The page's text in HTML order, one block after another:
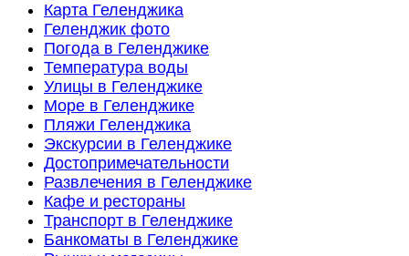
Карта Геленджика
Геленджик фото
Погода в Геленджике
Температура воды
Улицы в Геленджике
Море в Геленджике
Пляжи Геленджика
Экскурсии в Геленджике
Достопримечательности
Развлечения в Геленджике
Кафе и рестораны
Транспорт в Геленджике
Банкоматы в Геленджике